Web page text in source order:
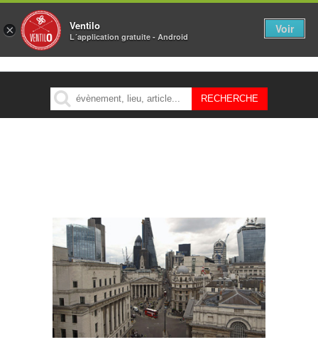
MENU
× Ventilo
L´application gratuite - Android
Voir